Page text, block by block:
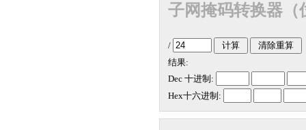
子网掩码转换器（
/
结果:
Dec 十进制:
Hex十六进制: